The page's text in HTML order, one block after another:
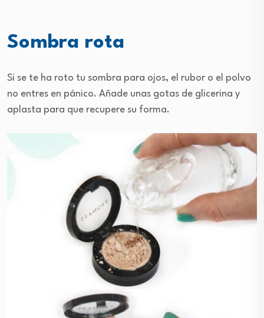
Sombra rota
Si se te ha roto tu sombra para ojos, el rubor o el polvo
no entres en pánico. Añade unas gotas de glicerina y
aplasta para que recupere su forma.